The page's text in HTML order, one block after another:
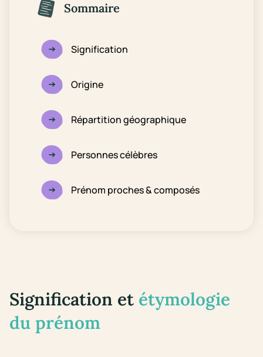
Sommaire
Signification
Origine
Répartition géographique
Personnes célèbres
Prénom proches & composés
Signification et étymologie
du prénom